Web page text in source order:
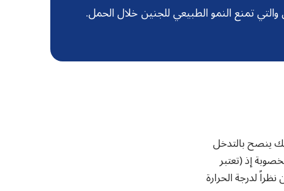
والتي تمنع النمو الطبيعي للجنين خلال الحمل.
ينصح بالتدخل
على الخصوبة إذ (تعتبر
لدرجة الحرارة